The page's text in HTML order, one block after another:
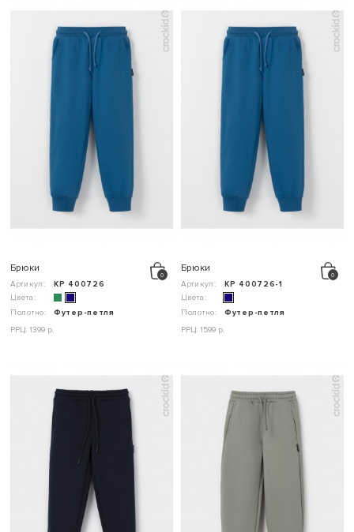
Брюки
Артикул:
КР 400726
Цвета:
Полотно:
Футер-петля
РРЦ: 1399 р.
Брюки
Артикул:
КР 400726-1
Цвета:
Полотно:
Футер-петля
РРЦ: 1599 р.